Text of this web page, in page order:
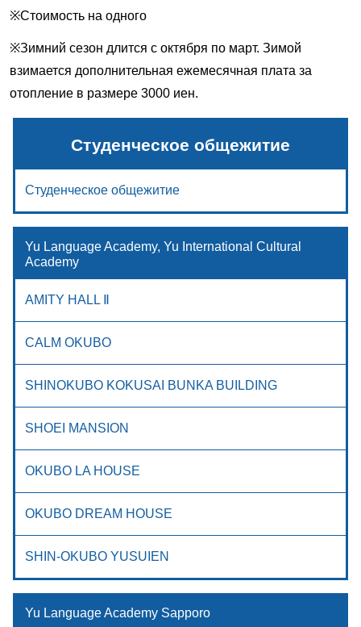
※Стоимость на одного
※Зимний сезон длится с октября по март. Зимой
взимается дополнительная ежемесячная плата за
отопление в размере 3000 иен.
Студенческое общежитие
Студенческое общежитие
Yu Language Academy, Yu International Cultural
Academy
AMITY HALL Ⅱ
CALM OKUBO
SHINOKUBO KOKUSAI BUNKA BUILDING
SHOEI MANSION
OKUBO LA HOUSE
OKUBO DREAM HOUSE
SHIN-OKUBO YUSUIEN
Yu Language Academy Sapporo